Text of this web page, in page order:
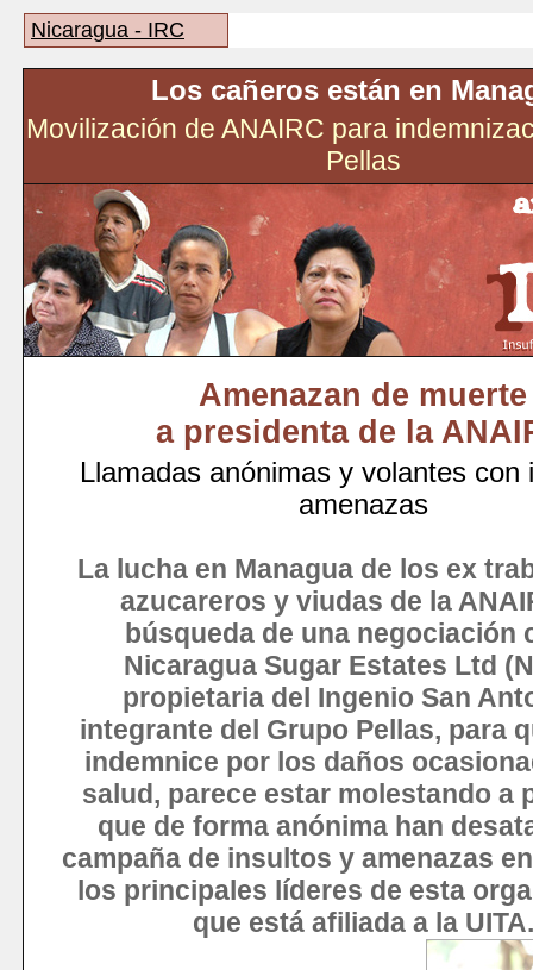
Nicaragua - IRC
Los cañeros están en
Movilización de ANAIRC para
Pellas
Amenazan de muerte
a presidenta de la
Llamadas anónimas y volantes con
amenazas
La lucha en Managua de los ex
azucareros y viudas de la
búsqueda de una negociación
Nicaragua Sugar Estates Ltd
propietaria del Ingenio San
integrante del Grupo Pellas, para
indemnice por los daños
salud, parece estar molestando a
que de forma anónima han
campaña de insultos y amenazas
los principales líderes de esta
que está afiliada a la UITA.